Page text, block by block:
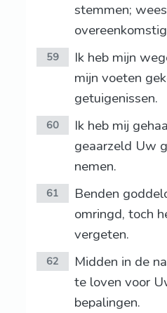
stemmen;
59
Ik heb mijn
mijn voeten
getuigenissen.
60
Ik heb mij
geaarzeld Uw
nemen.
61
Benden
omringd, toch
vergeten.
62
Midden in de
te loven voor
bepalingen.